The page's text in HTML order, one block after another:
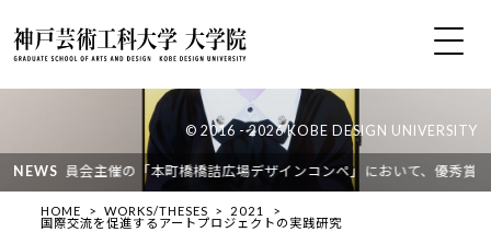
NEWS
委員会主催の「本町橋橋詰広場デザインコンペ」において、優秀賞（
© 2016 - 2026 KOBE DESIGN UNIVERSITY
HOME WORKS/THESES
2021
国際交流を促進するアートプロジェクトの実践研究